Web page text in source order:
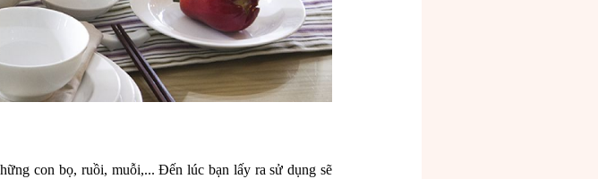
con bọ, ruồi, muỗi,... Đến lúc bạn lấy ra sử dụng sẽ